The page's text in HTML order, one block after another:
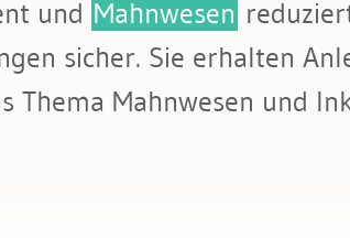
Berichterstattung
und Mahnwesen
sicher. Sie erhalten
Thema Mahnwesen und